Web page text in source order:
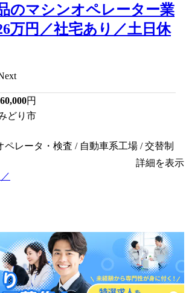
のマシンオペレーター業
万円／社宅あり／土日休
円
どり市
ペレータ・検査 / 自動車系工場 / 交替制
詳細を表示